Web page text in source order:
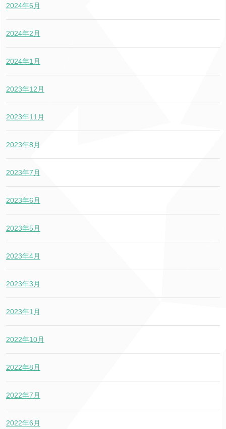
2024年6月
2024年2月
2024年1月
2023年12月
2023年11月
2023年8月
2023年7月
2023年6月
2023年5月
2023年4月
2023年3月
2023年1月
2022年10月
2022年8月
2022年7月
2022年6月